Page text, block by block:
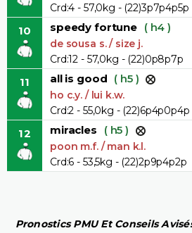
Crd:4 - 57,0kg - (22)3p7p4p5p
10 speedy fortune ( h4 )
de sousa s. / size j.
Crd:12 - 57,0kg - (22)0p8p7p
11 all is good ( h5 )
ho c.y. / lui k.w.
Crd:2 - 55,0kg - (22)6p4p0p4p
12 miracles ( h5 )
poon m.f. / man k.l.
Crd:6 - 53,5kg - (22)2p9p4p2p
Pronostics PMU Et Conseils